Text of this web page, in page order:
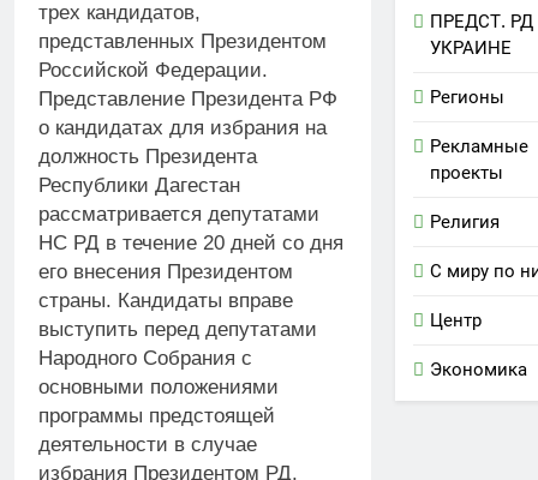
трех кандидатов,
представленных Президентом
Российской Федерации.
Представление Президента РФ
о кандидатах для избрания на
должность Президента
Республики Дагестан
рассматривается депутатами
НС РД в течение 20 дней со дня
его внесения Президентом
страны. Кандидаты вправе
выступить перед депутатами
Народного Собрания с
основными положениями
программы предстоящей
деятельности в случае
избрания Президентом РД.
ПРЕДСТ. РД
УКРАИНЕ
Регионы
Рекламные
проекты
Религия
С миру по
Центр
Экономика